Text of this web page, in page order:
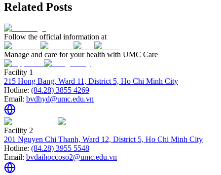
Related Posts
Follow the official information at
Manage and care for your health with UMC Care
Facility 1
215 Hong Bang, Ward 11, District 5, Ho Chi Minh City
Hotline: (84.28) 3855 4269
Email: bvdhyd@umc.edu.vn
Facility 2
201 Nguyen Chi Thanh, Ward 12, District 5, Ho Chi Minh City
Hotline: (84.28) 3955 5548
Email: bvdaihoccoso2@umc.edu.vn